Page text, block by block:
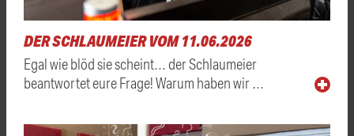
DER SCHLAUMEIER VOM 11.06.2026
Egal wie blöd sie scheint… der Schlaumeier
beantwortet eure Frage! Warum haben wir …